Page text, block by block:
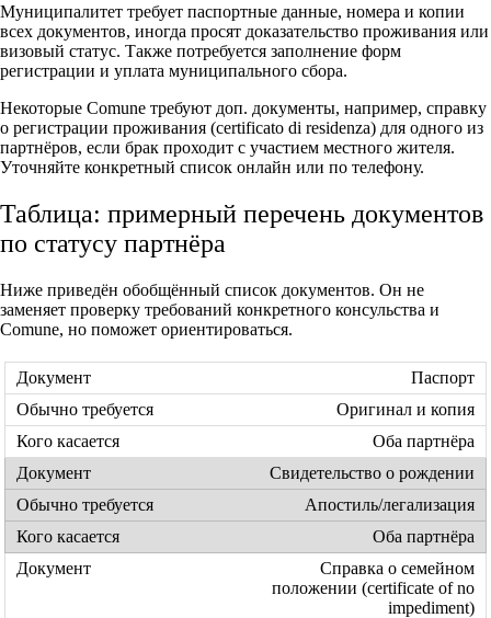
Муниципалитет требует паспортные данные, номера и копии
всех документов, иногда просят доказательство проживания или
визовый статус. Также потребуется заполнение форм
регистрации и уплата муниципального сбора.
Некоторые Comune требуют доп. документы, например, справку
о регистрации проживания (certificato di residenza) для одного из
партнёров, если брак проходит с участием местного жителя.
Уточняйте конкретный список онлайн или по телефону.
Таблица: примерный перечень документов
по статусу партнёра
Ниже приведён обобщённый список документов. Он не
заменяет проверку требований конкретного консульства и
Comune, но поможет ориентироваться.
Паспорт
Оригинал и копия
Оба партнёра
Свидетельство о рождении
Апостиль/легализация
Оба партнёра
Справка о семейном
положении (certificate of no
impediment)